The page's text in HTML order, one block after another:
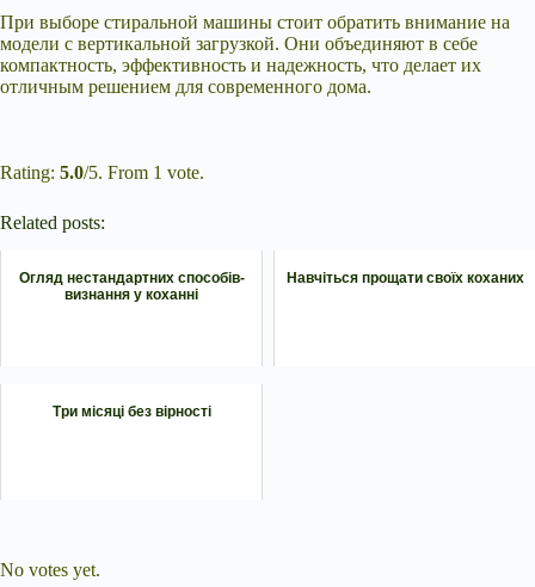
При выборе стиральной машины стоит обратить внимание на
модели с вертикальной загрузкой. Они объединяют в себе
компактность, эффективность и надежность, что делает их
отличным решением для современного дома.
Rating: 5.0/5. From 1 vote.
Related posts:
Огляд нестандартних способів-
визнання у коханні
Навчіться прощати своїх коханих
Три місяці без вірності
No votes yet.